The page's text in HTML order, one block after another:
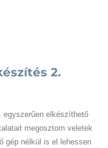
2.
egyszerűen elkészíthető
megosztom veletek
gép nélkül is el lehessen